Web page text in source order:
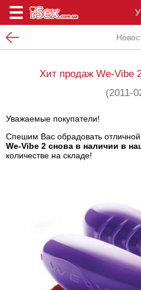
Хит продаж We-Vibe
(2011-
Уважаемые покупатели!
Спешим Вас обрадовать
We-Vibe 2 снова в наличии в
количестве на складе!